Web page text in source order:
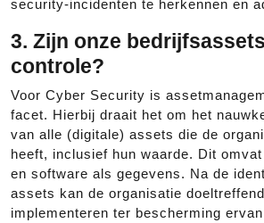
security-incidenten te herkennen en
3. Zijn onze
controle?
Voor Cyber Security is
facet. Hierbij draait het om het
van alle (digitale) assets die de
heeft, inclusief hun waarde. Dit
en software als gegevens. Na de
assets kan de organisatie
implementeren ter bescherming